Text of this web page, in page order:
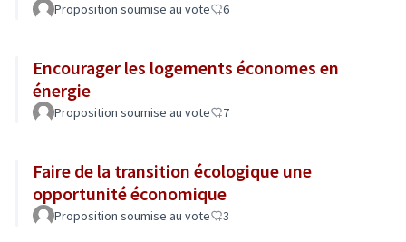
Proposition soumise au vote 6
Encourager les logements économes en
énergie
Proposition soumise au vote 7
Faire de la transition écologique une
opportunité économique
Proposition soumise au vote 3